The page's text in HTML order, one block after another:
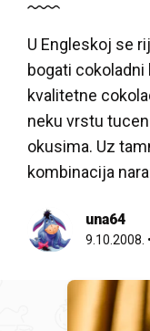
U Engleskoj se
bogati
kvalitetne
neku vrstu
okusima. Uz
kombinacija
una64
9.10.2008. •